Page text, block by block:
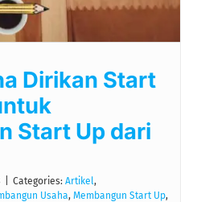
Dirikan Start
Start Up dari
Categories: Artikel,
Usaha, Membangun Start Up,